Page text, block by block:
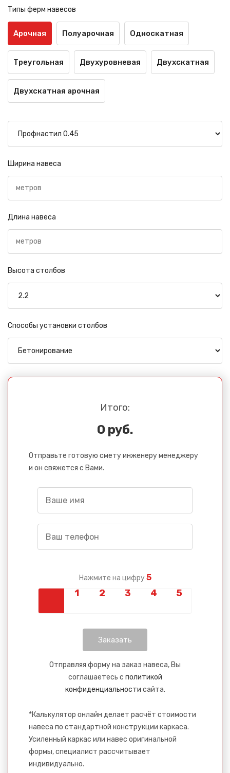
Типы ферм навесов
Арочная Полуарочная Односкатная
Треугольная Двухуровневая Двухскатная
Двухскатная арочная
Ширина навеса
Длина навеса
Высота столбов
Способы установки столбов
Итого:
0 руб.
Отправьте готовую смету инженеру менеджеру
и он свяжется с Вами.
Нажмите на цифру 5
Отправляя форму на заказ навеса, Вы
соглашаетесь с политикой
конфиденциальности сайта.
*Калькулятор онлайн делает расчёт стоимости
навеса по стандартной конструкции каркаса.
Усиленный каркас или навес оригинальной
формы, специалист рассчитывает
индивидуально.